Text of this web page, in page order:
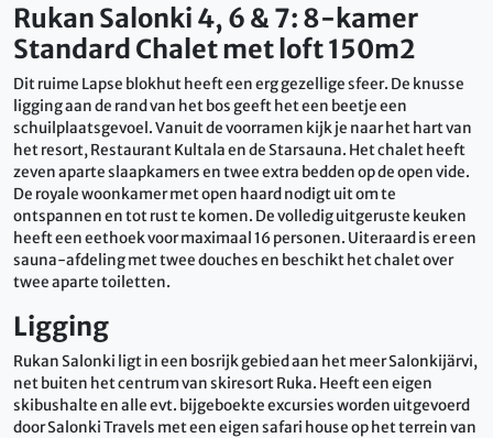
Rukan Salonki 4, 6 & 7: 8-kamer
Standard Chalet met loft 150m2
Dit ruime Lapse blokhut heeft een erg gezellige sfeer. De knusse
ligging aan de rand van het bos geeft het een beetje een
schuilplaatsgevoel. Vanuit de voorramen kijk je naar het hart van
het resort, Restaurant Kultala en de Starsauna. Het chalet heeft
zeven aparte slaapkamers en twee extra bedden op de open vide.
De royale woonkamer met open haard nodigt uit om te
ontspannen en tot rust te komen. De volledig uitgeruste keuken
heeft een eethoek voor maximaal 16 personen. Uiteraard is er een
sauna-afdeling met twee douches en beschikt het chalet over
twee aparte toiletten.
Ligging
Rukan Salonki ligt in een bosrijk gebied aan het meer Salonkijärvi,
net buiten het centrum van skiresort Ruka. Heeft een eigen
skibushalte en alle evt. bijgeboekte excursies worden uitgevoerd
door Salonki Travels met een eigen safari house op het terrein van